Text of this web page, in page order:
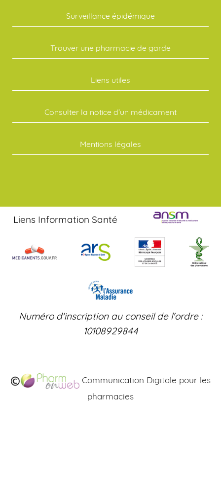
Surveillance épidémique
Trouver une pharmacie de garde
Liens utiles
Consulter la notice d’un médicament
Mentions légales
Liens Information Santé
Numéro d'inscription au conseil de l'ordre :
10108929844
Communication Digitale pour les
pharmacies